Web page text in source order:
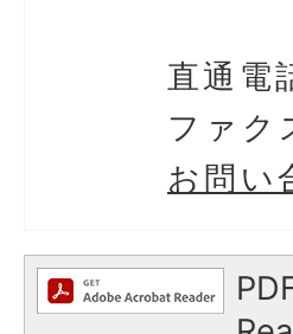
直通電
ファク
お問い